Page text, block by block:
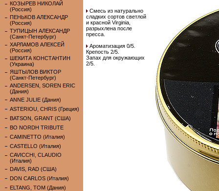
КОЗЫРЕВ НИКОЛАЙ
(Россия)
ПЕНЬКОВ АЛЕКСАНДР
(Россия)
ТУПИЦЫН АЛЕКСАНДР
(Санкт-Петербург)
ХАРЛАМОВ АЛЕКСЕЙ
(Россия)
ШЕКИТА КОНСТАНТИН
(Украина)
ЯШТЫЛОВ ВИКТОР
(Санкт-Петербург)
ANDERSEN, SOREN ERIC
(Дания)
ANNE JULIE (Дания)
ASTERIOU, CHRIS (Греция)
BATSON, GRANT (США)
BO NORDH TRIBUTE
CAMINETTO (Италия)
CASTELLO (Италия)
CAVICCHI, CLAUDIO
(Италия)
DAVIS, RAD (США)
DON CARLOS (Италия)
ELTANG, TOM (Дания)
Смесь из натурально
сладких сортов светлой
и красной Virginia,
разрыхлена после
пресса.
Ароматизация 0/5.
Крепость 2/5.
Запах для окружающих
2/5.